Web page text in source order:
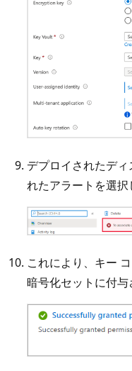
デプロイされたデ
れたアラートを選択
これにより、キー
暗号化セットに付与